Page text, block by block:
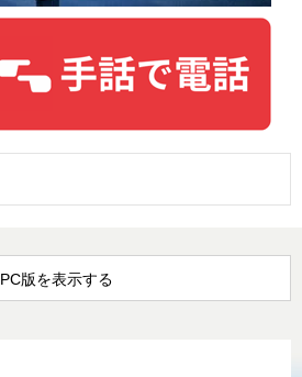
PC版を表示する